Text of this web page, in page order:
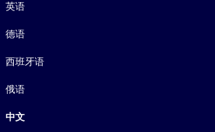
英语
德语
西班牙语
俄语
中文